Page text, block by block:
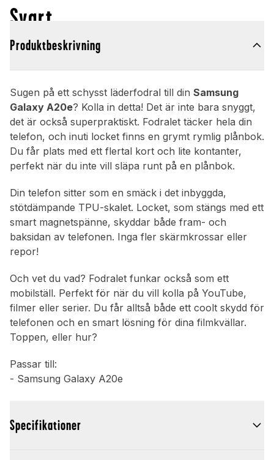
Svart
Produktbeskrivning
Sugen på ett schysst läderfodral till din Samsung
Galaxy A20e? Kolla in detta! Det är inte bara snyggt,
det är också superpraktiskt. Fodralet täcker hela din
telefon, och inuti locket finns en grymt rymlig plånbok.
Du får plats med ett flertal kort och lite kontanter,
perfekt när du inte vill släpa runt på en plånbok.
Din telefon sitter som en smäck i det inbyggda,
stötdämpande TPU-skalet. Locket, som stängs med ett
smart magnetspänne, skyddar både fram- och
baksidan av telefonen. Inga fler skärmkrossar eller
repor!
Och vet du vad? Fodralet funkar också som ett
mobilställ. Perfekt för när du vill kolla på YouTube,
filmer eller serier. Du får alltså både ett coolt skydd för
telefonen och en smart lösning för dina filmkvällar.
Toppen, eller hur?
Passar till:
- Samsung Galaxy A20e
Specifikationer